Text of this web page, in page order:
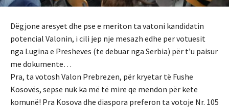
Dëgjone aresyet dhe pse e meriton ta vatoni kandidatin
potencial Valonin, i cili jep nje mesazh edhe per votuesit
nga Lugina e Presheves (te debuar nga Serbia) për t’u paisur
me dokumente…
Pra, ta votosh Valon Prebrezen, për kryetar të Fushe
Kosovës, sepse nuk ka më të mire qe mendon për kete
komunë! Pra Kosova dhe diaspora preferon ta votoje Nr. 105